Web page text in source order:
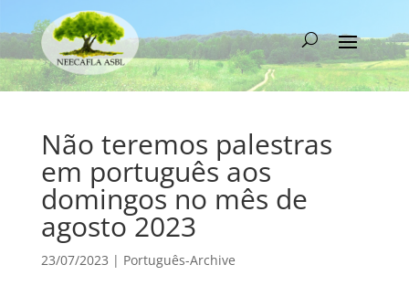
Não teremos palestras
em português aos
domingos no mês de
agosto 2023
23/07/2023 | Português-Archive